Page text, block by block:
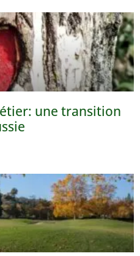
une transition